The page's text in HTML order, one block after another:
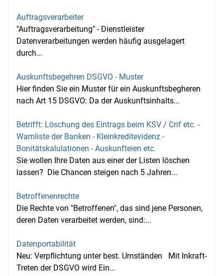
Auftragsverarbeiter
"Auftragsverarbeitung" - Dienstleister
Datenverarbeitungen werden häufig ausgelagert
durch...
Auskunftsbegehren DSGVO - Muster
Hier finden Sie ein Muster für ein Auskunftsbegheren
nach Art 15 DSGVO: Da der Auskunftsinhalts...
Betrifft: Löschung des Eintrags beim KSV / Crif etc. -
Warnliste der Banken - Kleinkreditevidenz -
Bonitätskalulationen - Auskunfteien etc.
Sie wollen Ihre Daten aus einer der Listen löschen
lassen? Die Chancen steigen nach 5 Jahren...
Betroffenenrechte
Die Rechte von "Betroffenen", das sind jene Personen,
deren Daten verarbeitet werden, sind:...
Datenportabilität
Neu: Verpflichtung unter best. Umständen Mit Inkraft-
Treten der DSGVO wird Ein...